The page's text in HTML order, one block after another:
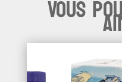
Vous